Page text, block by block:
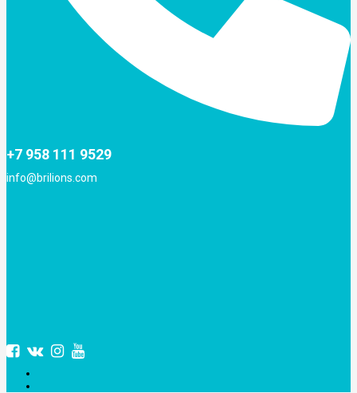
+7 958 111 9529
info@brilions.com